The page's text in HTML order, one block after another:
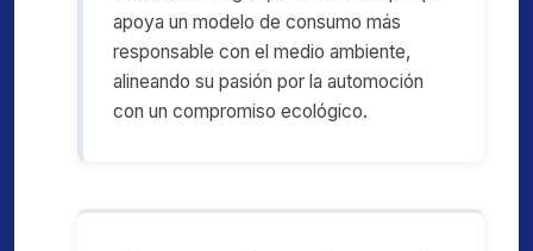
apoya un modelo de consumo más
responsable con el medio ambiente,
alineando su pasión por la automoción
con un compromiso ecológico.